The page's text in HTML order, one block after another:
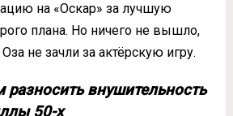
на «Оскар» за лучшую
плана. Но ничего не вышло,
не зачли за актёрскую игру.
внушительность
50-х